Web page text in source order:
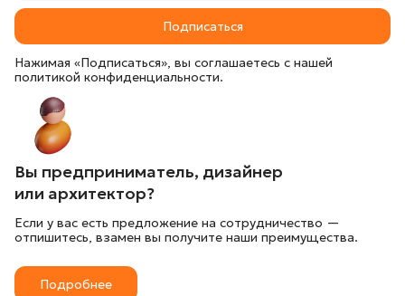
Подписаться
Нажимая «Подписаться», вы соглашаетесь с нашей
политикой конфиденциальности.
Вы предприниматель, дизайнер
или архитектор?
Если у вас есть предложение на сотрудничество —
отпишитесь, взамен вы получите наши преимущества.
Подробнее